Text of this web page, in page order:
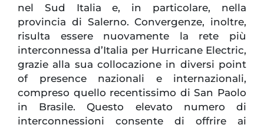
nel Sud Italia e, in particolare, nella
provincia di Salerno. Convergenze, inoltre,
risulta essere nuovamente la rete più
interconnessa d’Italia per Hurricane Electric,
grazie alla sua collocazione in diversi point
of presence nazionali e internazionali,
compreso quello recentissimo di San Paolo
in Brasile. Questo elevato numero di
interconnessioni consente di offrire ai